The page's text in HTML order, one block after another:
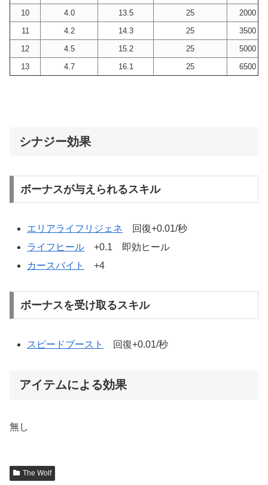
10 4.0 13.5 25
2000
11
4.2 14.3 25
3500
12
4.5 15.2 25
5000
13
4.7 16.1 25 6500
シナジー効果
ボーナスが与えられるスキル
エリアライフリジェネ 回復+0.01/秒
ライフヒール +0.1 即効ヒール
カースバイト
+4
ボーナスを受け取るスキル
スピードブースト 回復+0.01/秒
アイテムによる効果
無し
The Wolf